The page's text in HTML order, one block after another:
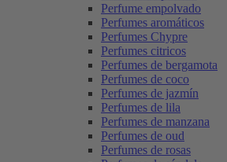
Perfume empolvado
Perfumes aromáticos
Perfumes Chypre
Perfumes citricos
Perfumes de bergamota
Perfumes de coco
Perfumes de jazmín
Perfumes de lila
Perfumes de manzana
Perfumes de oud
Perfumes de rosas